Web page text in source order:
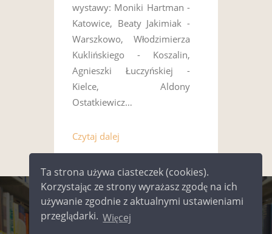
Ta strona używa ciasteczek (cookies).
Korzystając ze strony wyrażasz zgodę na ich
używanie zgodnie z aktualnymi ustawieniami
przeglądarki. Więcej
wystawy: Moniki Hartman -
Katowice, Beaty Jakimiak -
Warszkowo, Włodzimierza
Kuklińskiego - Koszalin,
Agnieszki Łuczyńskiej -
Kielce, Aldony
Ostatkiewicz…
Czytaj dalej
©2026Miejska Biblioteka Publiczna
im. Jerzego Pilcha w Kielcach |